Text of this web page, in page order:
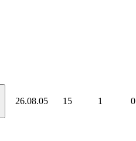
26.08.05 15 1 0